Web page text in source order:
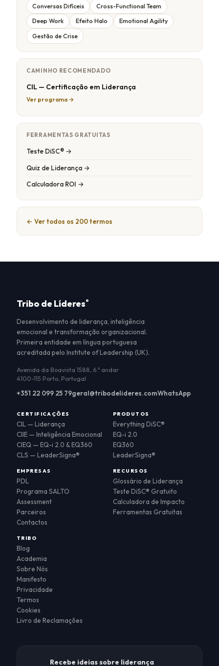
Conversas Difíceis Cross-Functional Team
Deep Work Efeito Halo Emotional Agility
Gestão de Crise
CAMINHO RECOMENDADO
CIL — Certificação em Liderança
Ver programa →
FERRAMENTAS GRATUITAS
Teste DiSC® →
Quiz de Liderança →
Calculadora ROI →
← Ver todos os 200 termos
Tribo de Líderes®
Desenvolvimento de liderança, inteligência
emocional e transformação organizacional.
Primeira entidade em língua portuguesa
acreditada pelo Institute of Leadership (UK).
Avenida da Boavista 1588, 6.º andar
4100-115 Porto, Portugal
+351 22 099 25 79geral@tribodelideres.comWhatsApp
CERTIFICAÇÕES
CIL — Liderança
CIIE — Inteligência Emocional
CIEQ — EQ-i 2.0 & EQ360
CLS — LeaderSigna®
PRODUTOS
Everything DiSC®
EQ-i 2.0
EQ360
LeaderSigna®
EMPRESAS
PDL
Programa SALTO
Assessment
Parceiros
Contactos
RECURSOS
Glossário de Liderança
Teste DiSC® Gratuito
Calculadora de Impacto
Ferramentas Gratuitas
TRIBO
Blog
Academia
Sobre Nós
Manifesto
Privacidade
Termos
Cookies
Livro de Reclamações
Recebe ideias sobre liderança